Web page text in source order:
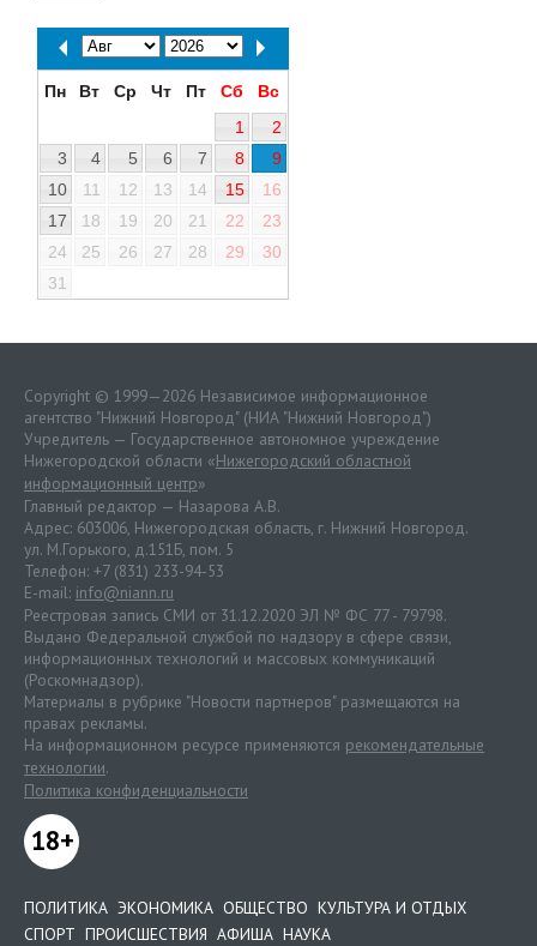
Пн Вт Ср Чт Пт Сб
Вс
1
2
3
4 5 6 7 8
9
10
11 12 13 14 15
16
17
18 19 20 21 22
23
24
25 26 27 28 29
30
31
Copyright © 1999—2026 Независимое информационное
агентство "Нижний Новгород" (НИА "Нижний Новгород")
Учредитель — Государственное автономное учреждение
Нижегородской области «Нижегородский областной
информационный центр»
Главный редактор — Назарова А.В.
Адрес: 603006, Нижегородская область, г. Нижний Новгород.
ул. М.Горького, д.151Б, пом. 5
Телефон: +7 (831) 233-94-53
E-mail: info@niann.ru
Реестровая запись СМИ от 31.12.2020 ЭЛ № ФС 77 - 79798.
Выдано Федеральной службой по надзору в сфере связи,
информационных технологий и массовых коммуникаций
(Роскомнадзор).
Материалы в рубрике "Новости партнеров" размещаются на
правах рекламы.
На информационном ресурсе применяются рекомендательные
технологии.
Политика конфиденциальности
18+
ПОЛИТИКА ЭКОНОМИКА ОБЩЕСТВО КУЛЬТУРА И ОТДЫХ
СПОРТ ПРОИСШЕСТВИЯ АФИША НАУКА